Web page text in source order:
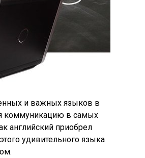
и важных языков в
коммуникацию в самых
английский приобрел
удивительного языка